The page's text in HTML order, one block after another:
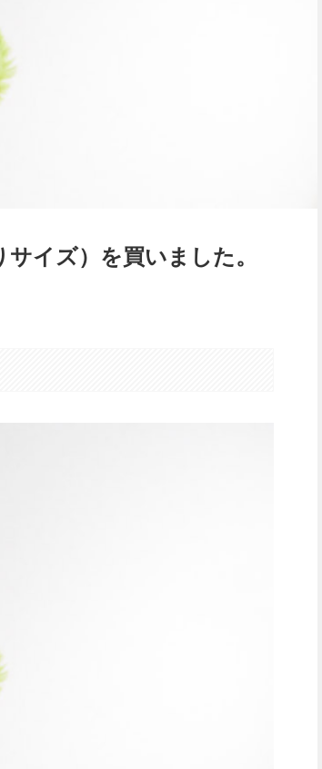
イズ）を買いました。